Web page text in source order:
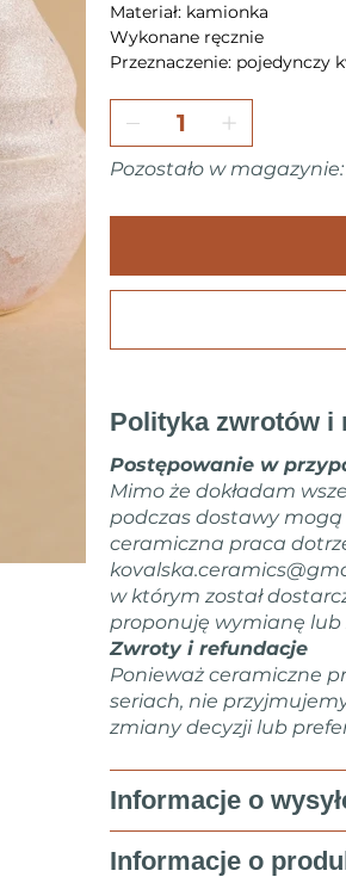
Materiał: kamionka
Wykonane ręcznie
Przeznaczenie: pojedynczy
Pozostało w magazynie:
Polityka zwrotów i
Postępowanie w
Mimo że dokładam
podczas dostawy mogą
ceramiczna praca
w którym został
proponuję wymianę lub
Zwroty i refundacje
Ponieważ ceramiczne
seriach, nie
zmiany decyzji lub
Informacje o
Informacje o